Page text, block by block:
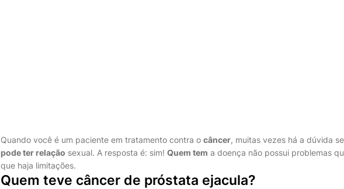
Quando você é um paciente em tratamento contra o câncer, muitas vezes há a dúvida
pode ter relação sexual. A resposta é: sim! Quem tem a doença não possui problemas
que haja limitações.
Quem teve câncer de próstata ejacula?